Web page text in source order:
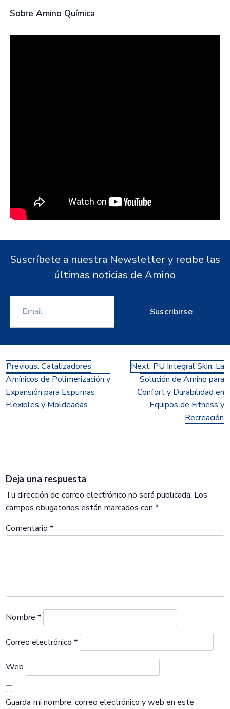
Sobre Amino Química
Suscríbete a nuestra Newsletter y recibe las
últimas noticias de Amino
Suscribirse
Navegación
de
entradas
Previous: Catalizadores
Amínicos de Polimerización y
Expansión para Espumas
Flexibles y Moldeadas
Next: PU Integral Skin: La
Solución de Amino para
Confort y Durabilidad en
Equipos de Fitness y
Recreación
Deja una respuesta
Tu dirección de correo electrónico no será publicada. Los
campos obligatorios están marcados con *
Comentario *
Nombre *
Correo electrónico *
Web
Guarda mi nombre, correo electrónico y web en este